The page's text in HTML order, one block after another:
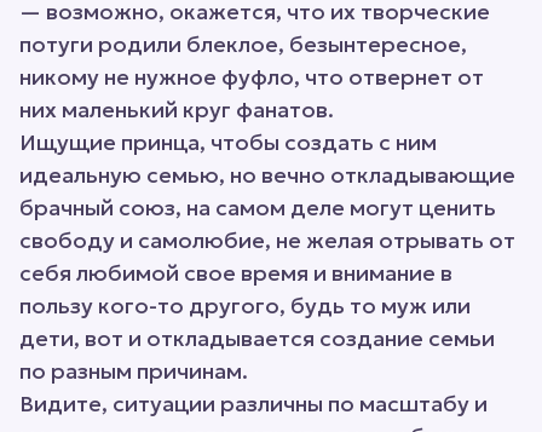
— возможно, окажется, что их творческие
потуги родили блеклое, безынтересное,
никому не нужное фуфло, что отвернет от
них маленький круг фанатов.
Ищущие принца, чтобы создать с ним
идеальную семью, но вечно откладывающие
брачный союз, на самом деле могут ценить
свободу и самолюбие, не желая отрывать от
себя любимой свое время и внимание в
пользу кого-то другого, будь то муж или
дети, вот и откладывается создание семьи
по разным причинам.
Видите, ситуации различны по масштабу и